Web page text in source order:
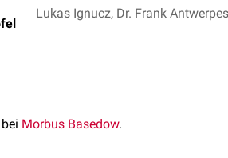
bei Morbus Basedow.